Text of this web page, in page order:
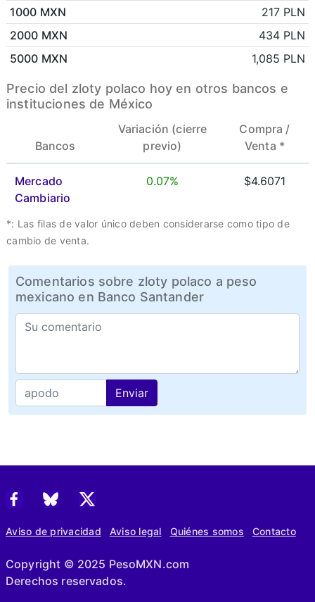
1000 MXN
217 PLN
2000 MXN
434 PLN
5000 MXN
1,085 PLN
Precio del zloty polaco hoy en otros bancos e
instituciones de México
Bancos
Variación (cierre
previo)
Compra /
Venta *
Mercado
Cambiario
0.07% $4.6071
*: Las filas de valor único deben considerarse como tipo de
cambio de venta.
Comentarios sobre zloty polaco a peso
mexicano en Banco Santander
Enviar
Aviso de privacidad Aviso legal Quiénes somos Contacto
Copyright © 2025 PesoMXN.com
Derechos reservados.